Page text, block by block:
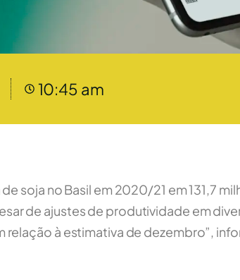
10:45 am
soja no Basil em 2020/21 em 131,7
de ajustes de produtividade em
à estimativa de dezembro”,